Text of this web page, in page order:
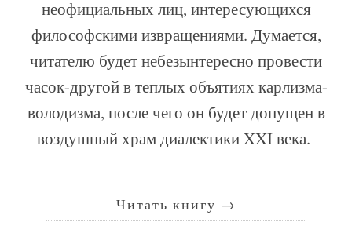
неофициальных лиц, интересующихся
философскими извращениями. Думается,
читателю будет небезынтересно провести
часок-другой в теплых объятиях карлизма-
володизма, после чего он будет допущен в
воздушный храм диалектики XXI века.
Читать книгу →